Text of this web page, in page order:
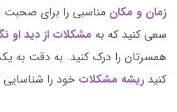
زمان و مکان مناسبی را برای صحبت
سعی کنید که به مشکلات از دید او
همسرتان را درک کنید. به دقت به
کنید ریشه مشکلات خود را شناسایی